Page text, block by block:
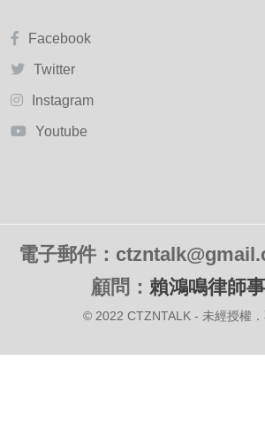
Facebook
Twitter
Instagram
Youtube
電子郵件：
顧問： 賴鴻鳴律師
© 2022 CTZNTALK - 未經授權